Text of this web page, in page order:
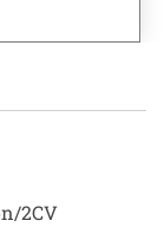
2CV